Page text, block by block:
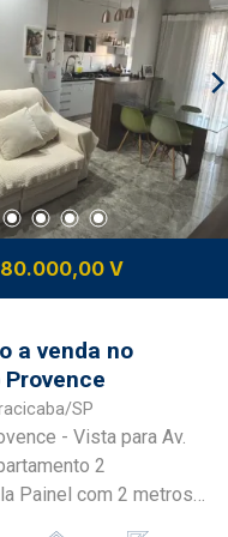
morar em uma
de Piracicaba Esta
Alta reúne praticidade,
e localização
a rotina em
Neto Consultoria de
37 anos no mercado
Agende sua
e planejada -
com gabinete e box de
funcionais e prontos
com elevador
DO
com piscina para
festas para
- Playground para as
- Portaria 24 horas
no bairro
em Piracicaba -
bairro Dois Córregos e
da cidade -
farmácias
- Acesso
V
a venda no
SP
- Vista para Av.
Painel com 2 metros,